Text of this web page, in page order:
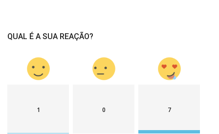
QUAL É A SUA REAÇÃO?
1 0 7